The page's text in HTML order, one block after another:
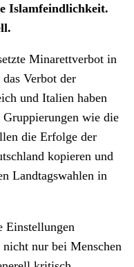
Islamfeindlichkeit.
Minarettverbot in
Verbot der
und Italien haben
Gruppierungen wie die
die Erfolge der
kopieren und
Landtagswahlen in
Einstellungen
nur bei Menschen